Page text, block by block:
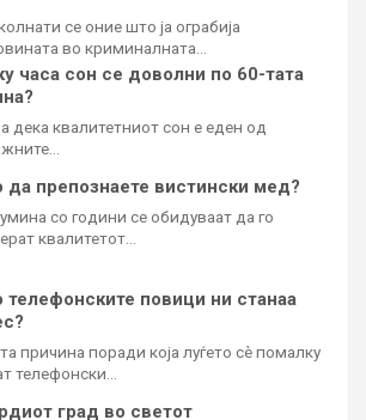
се оние што ја ограбија
во криминалната…
часа сон се доволни по 60-тата
дека квалитетниот сон е еден од
да препознаете вистински мед?
со години се обидуваат да го
квалитетот…
телефонските повици ни станаа
причина поради која луѓето сè помалку
телефонски…
град во светот